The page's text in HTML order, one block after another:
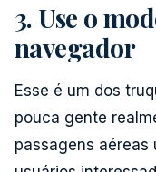
3. Use o
navegador
Esse é um dos
pouca gente
passagens